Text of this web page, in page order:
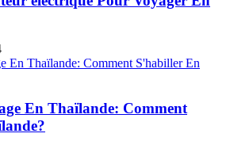
En Thaïlande: Comment